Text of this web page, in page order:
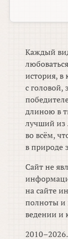
Каждый
история, в
с головой,
длиною в
лучший из
во всём,
в природе
Сайт не
на сайте
полноты
ведении и